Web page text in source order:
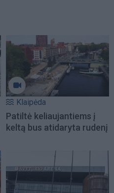
Klaipėda
Patiltė keliaujantiems į
keltą bus atidaryta rudenį